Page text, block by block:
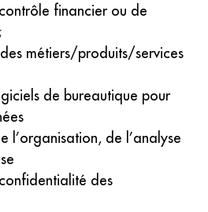
financier ou de
métiers/produits/services
de bureautique pour
l’organisation, de l’analyse
des